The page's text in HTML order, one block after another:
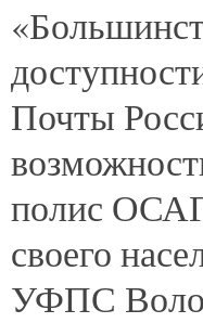
Почты
полис
своего
УФПС